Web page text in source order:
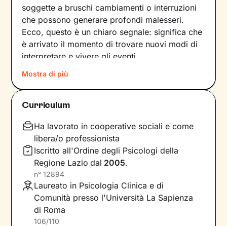
soggette a bruschi cambiamenti o interruzioni
che possono generare profondi malesseri.
Ecco, questo è un chiaro segnale: significa che
è arrivato il momento di trovare nuovi modi di
interpretare e vivere gli eventi.
Come farlo? Raccontando la nostra storia alla
ricerca di ciò che non ci rappresenta più, e
individuando
nuova strada che ci consente di affrontare
situazioni, relazioni ed emozioni in armonia con
i nostri bisogni e desideri più profondi.
Il nostro percorso insieme si baserà su un
ascolto attivo, privo di giudizio, e sulla
costruzione di una relazione accoglientee di
supporto. Ci concentreremo poi sul presente,
per comprendere quali meccanismi risultano
Mostra di più
Curriculum
Ha lavorato in cooperative sociali e come
libera/o professionista
Iscritto all'Ordine degli Psicologi della
Regione Lazio dal 2005.
n° 12894
Laureato in Psicologia Clinica e di
Comunità presso l'Università La Sapienza
di Roma
106/110